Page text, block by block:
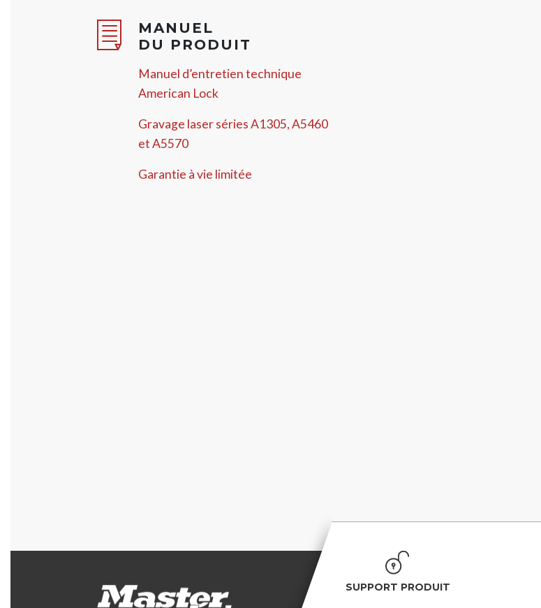
MANUEL
DU PRODUIT
Manuel d’entretien technique
American Lock
Gravage laser séries A1305, A5460
et A5570
Garantie à vie limitée
SUPPORT PRODUIT